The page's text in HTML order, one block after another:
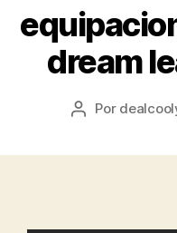
dream
Autor
Por